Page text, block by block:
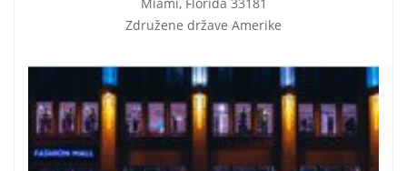
Združene države Amerike